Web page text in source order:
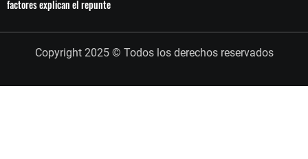
factores explican el repunte
Copyright 2025 © Todos los derechos reservados